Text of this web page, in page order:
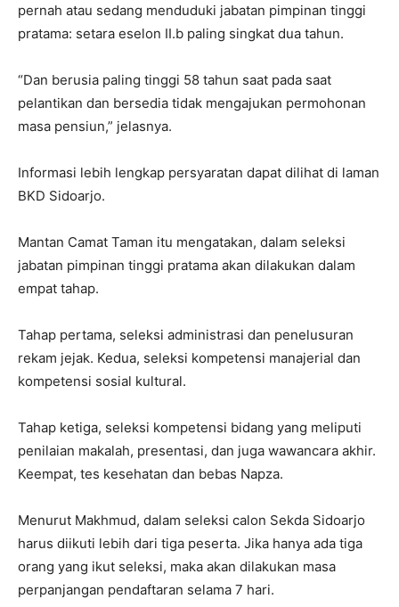
pernah atau sedang menduduki jabatan pimpinan tinggi
pratama: setara eselon II.b paling singkat dua tahun.
“Dan berusia paling tinggi 58 tahun saat pada saat
pelantikan dan bersedia tidak mengajukan permohonan
masa pensiun,” jelasnya.
Informasi lebih lengkap persyaratan dapat dilihat di laman
BKD Sidoarjo.
Mantan Camat Taman itu mengatakan, dalam seleksi
jabatan pimpinan tinggi pratama akan dilakukan dalam
empat tahap.
Tahap pertama, seleksi administrasi dan penelusuran
rekam jejak. Kedua, seleksi kompetensi manajerial dan
kompetensi sosial kultural.
Tahap ketiga, seleksi kompetensi bidang yang meliputi
penilaian makalah, presentasi, dan juga wawancara akhir.
Keempat, tes kesehatan dan bebas Napza.
Menurut Makhmud, dalam seleksi calon Sekda Sidoarjo
harus diikuti lebih dari tiga peserta. Jika hanya ada tiga
orang yang ikut seleksi, maka akan dilakukan masa
perpanjangan pendaftaran selama 7 hari.